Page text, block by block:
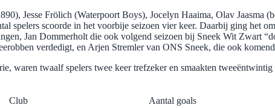
Jesse Frölich (Waterpoort Boys), Jocelyn Haaima, Olav
spelers scoorde in het voorbije seizoen vier keer. Daarbij ging het
Jan Dommerholt die ook volgend seizoen bij Sneek Wit Zwart
verdedigt, en Arjen Stremler van ONS Sneek, die ook
waren twaalf spelers twee keer trefzeker en smaakten
Club
Aantal goals